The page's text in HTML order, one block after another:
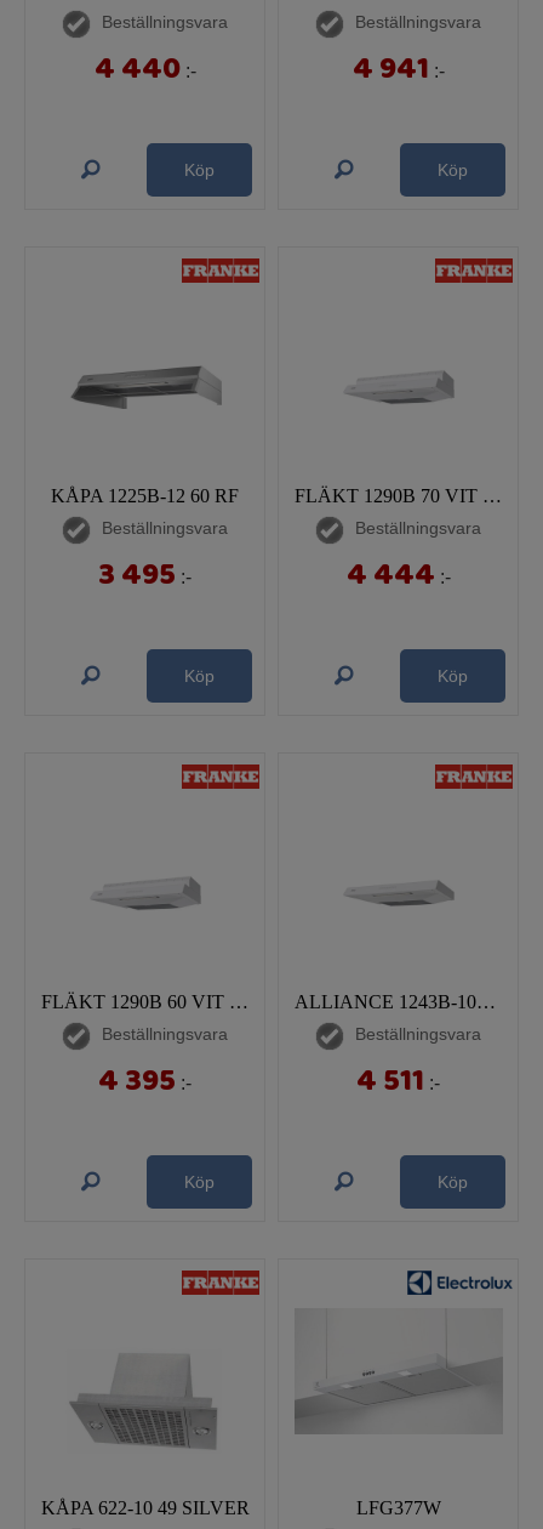
Beställningsvara
4 440 :-
Köp
Beställningsvara
4 941 :-
Köp
KÅPA 1225B-12 60 RF
Beställningsvara
3 495 :-
Köp
FLÄKT 1290B 70 VIT KOLFILTER
Beställningsvara
4 444 :-
Köp
FLÄKT 1290B 60 VIT KOLFILTER
Beställningsvara
4 395 :-
Köp
ALLIANCE 1243B-10SP 50 VIT COMFORT+
Beställningsvara
4 511 :-
Köp
KÅPA 622-10 49 SILVER LFG377W